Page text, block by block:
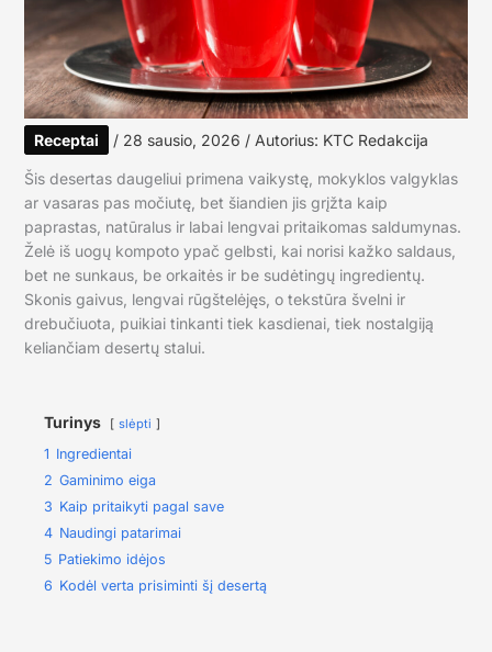
Receptai / 28 sausio, 2026 / Autorius: KTC Redakcija
Šis desertas daugeliui primena vaikystę, mokyklos valgyklas
ar vasaras pas močiutę, bet šiandien jis grįžta kaip
paprastas, natūralus ir labai lengvai pritaikomas saldumynas.
Želė iš uogų kompoto ypač gelbsti, kai norisi kažko saldaus,
bet ne sunkaus, be orkaitės ir be sudėtingų ingredientų.
Skonis gaivus, lengvai rūgštelėjęs, o tekstūra švelni ir
drebučiuota, puikiai tinkanti tiek kasdienai, tiek nostalgiją
keliančiam desertų stalui.
Turinys slėpti
1 Ingredientai
2 Gaminimo eiga
3 Kaip pritaikyti pagal save
4 Naudingi patarimai
5 Patiekimo idėjos
6 Kodėl verta prisiminti šį desertą